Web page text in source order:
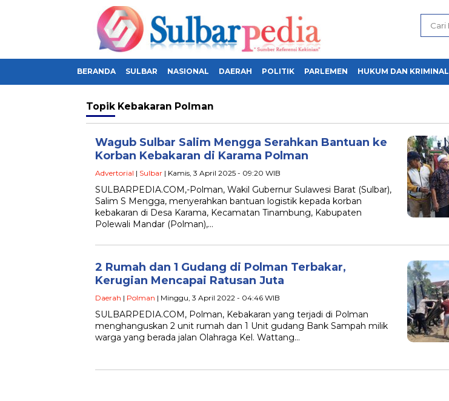
BERANDA SULBAR NASIONAL DAERAH POLITIK PARLEMEN HUKUM DAN KRIMINAL
Topik Kebakaran Polman
Wagub Sulbar Salim Mengga Serahkan Bantuan ke
Korban Kebakaran di Karama Polman
Advertorial | Sulbar | Kamis, 3 April 2025 - 09:20 WIB
SULBARPEDIA.COM,-Polman, Wakil Gubernur Sulawesi Barat (Sulbar),
Salim S Mengga, menyerahkan bantuan logistik kepada korban
kebakaran di Desa Karama, Kecamatan Tinambung, Kabupaten
Polewali Mandar (Polman),…
2 Rumah dan 1 Gudang di Polman Terbakar,
Kerugian Mencapai Ratusan Juta
Daerah | Polman | Minggu, 3 April 2022 - 04:46 WIB
SULBARPEDIA.COM, Polman, Kebakaran yang terjadi di Polman
menghanguskan 2 unit rumah dan 1 Unit gudang Bank Sampah milik
warga yang berada jalan Olahraga Kel. Wattang…